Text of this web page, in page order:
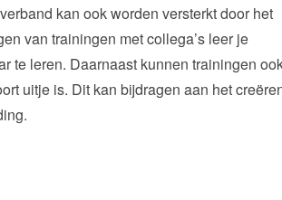
kan ook worden versterkt door het
van trainingen met collega’s leer je
te leren. Daarnaast kunnen trainingen
uitje is. Dit kan bijdragen aan het